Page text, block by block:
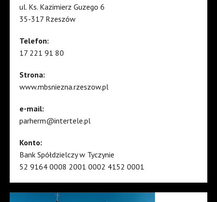
ul. Ks. Kazimierz Guzego 6
35-317 Rzeszów
Telefon:
17 221 91 80
Strona:
www.mbsniezna.rzeszow.pl
e-mail:
parherm@intertele.pl
Konto:
Bank Spółdzielczy w Tyczynie
52 9164 0008 2001 0002 4152 0001